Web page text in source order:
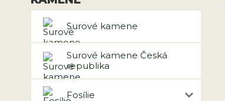
Surové kamene
Surové kamene Česká
republika
Fosílie